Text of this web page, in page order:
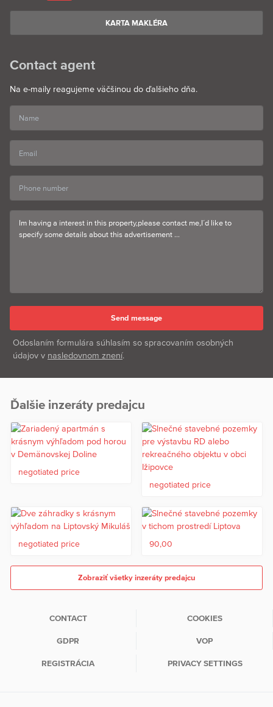
KARTA MAKLÉRA
Contact agent
Na e-maily reagujeme väčšinou do ďalšieho dňa.
Odoslaním formulára súhlasím so spracovaním osobných
údajov v nasledovnom znení.
Ďalšie inzeráty predajcu
negotiated price
negotiated price
negotiated price 90,00
Zobraziť všetky inzeráty predajcu
CONTACT COOKIES
GDPR VOP
REGISTRÁCIA PRIVACY SETTINGS